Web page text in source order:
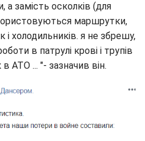
а замість осколків (для
маршрутки,
і холодильників. я не збрешу,
в патрулі крові і трупів
в АТО ... "- зазначив він.